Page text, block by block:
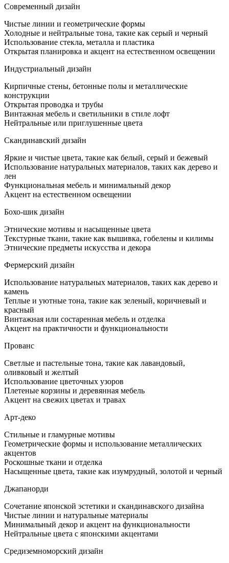
Современный дизайн
Чистые линии и геометрические формы
Холодные и нейтральные тона, такие как серый и черный
Использование стекла, металла и пластика
Открытая планировка и акцент на естественном освещении
Индустриальный дизайн
Кирпичные стены, бетонные полы и металлические
конструкции
Открытая проводка и трубы
Винтажная мебель и светильники в стиле лофт
Нейтральные или приглушенные цвета
Скандинавский дизайн
Яркие и чистые цвета, такие как белый, серый и бежевый
Использование натуральных материалов, таких как дерево и
лен
Функциональная мебель и минимальный декор
Акцент на естественном освещении
Бохо-шик дизайн
Этнические мотивы и насыщенные цвета
Текстурные ткани, такие как вышивка, гобелены и килимы
Этнические предметы искусства и декора
Фермерский дизайн
Использование натуральных материалов, таких как дерево и
камень
Теплые и уютные тона, такие как зеленый, коричневый и
красный
Винтажная или состаренная мебель и отделка
Акцент на практичности и функциональности
Прованс
Светлые и пастельные тона, такие как лавандовый,
оливковый и желтый
Использование цветочных узоров
Плетеные корзины и деревянная мебель
Акцент на свежих цветах и травах
Арт-деко
Стильные и гламурные мотивы
Геометрические формы и использование металлических
акцентов
Роскошные ткани и отделка
Насыщенные цвета, такие как изумрудный, золотой и черный
Джапанорди
Сочетание японской эстетики и скандинавского дизайна
Чистые линии и натуральные материалы
Минимальный декор и акцент на функциональности
Нейтральные цвета с японскими акцентами
Средиземноморский дизайн